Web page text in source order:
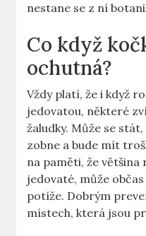
nestane se z ní
Co když
ochutná?
Vždy platí, že i když
jedovatou, některé
žaludky. Může se
zobne a bude mít
na paměti, že
jedovaté, může
potíže. Dobrým
místech, která jsou